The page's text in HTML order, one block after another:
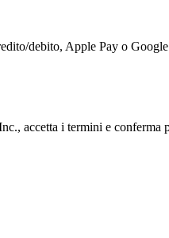
debito, Apple Pay o
accetta i termini e conferma